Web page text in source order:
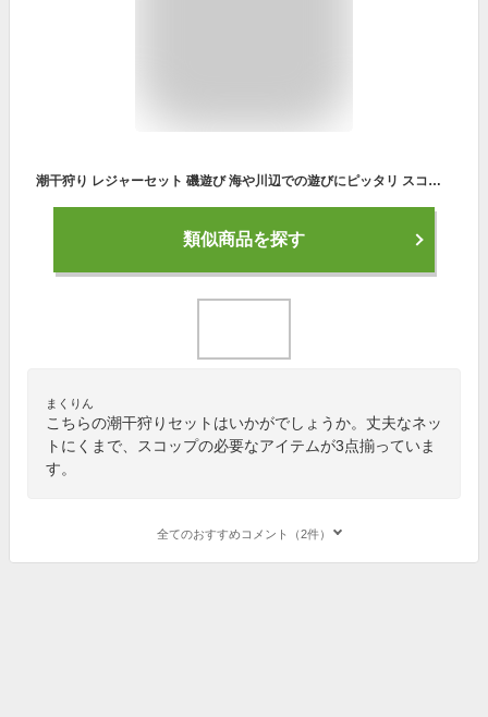
潮干狩り レジャーセット 磯遊び 海や川辺での遊びにピッタリ スコップ くまで ネット 3点セット 道具 園芸 砂場 子供用
類似商品を探す
まくりん
こちらの潮干狩りセットはいかがでしょうか。丈夫なネッ
トにくまで、スコップの必要なアイテムが3点揃っていま
す。
全てのおすすめコメント（2件）